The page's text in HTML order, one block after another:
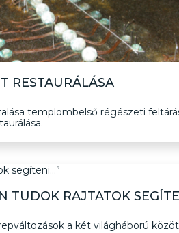
RESTAURÁLÁSA
templombelső régészeti
TUDOK RAJTATOK
a két világháború